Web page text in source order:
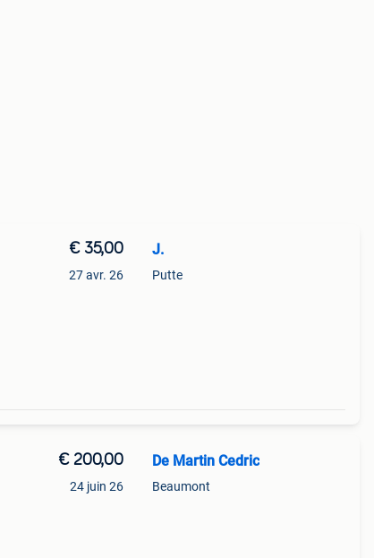
€ 35,00
27 avr. 26
J.
Putte
€ 200,00
24 juin 26
De Martin Cedric
Beaumont